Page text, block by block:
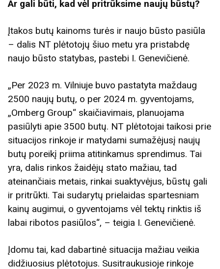
Ar gali būti, kad vėl pritrūksime naujų būstų?
Įtakos butų kainoms turės ir naujo būsto pasiūla
– dalis NT plėtotojų šiuo metu yra pristabdę
naujo būsto statybas, pastebi I. Genevičienė.
„Per 2023 m. Vilniuje buvo pastatyta maždaug
2500 naujų butų, o per 2024 m. gyventojams,
„Omberg Group“ skaičiavimais, planuojama
pasiūlyti apie 3500 butų. NT plėtotojai taikosi prie
situacijos rinkoje ir matydami sumažėjusį naujų
butų poreikį priima atitinkamus sprendimus. Tai
yra, dalis rinkos žaidėjų stato mažiau, tad
ateinančiais metais, rinkai suaktyvėjus, būstų gali
ir pritrūkti. Tai sudarytų prielaidas spartesniam
kainų augimui, o gyventojams vėl tektų rinktis iš
labai ribotos pasiūlos“, – teigia I. Genevičienė.
Įdomu tai, kad dabartinė situacija mažiau veikia
didžiuosius plėtotojus. Susitraukusioje rinkoje